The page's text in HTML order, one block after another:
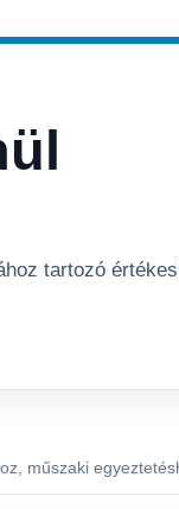
tartozó
műszaki